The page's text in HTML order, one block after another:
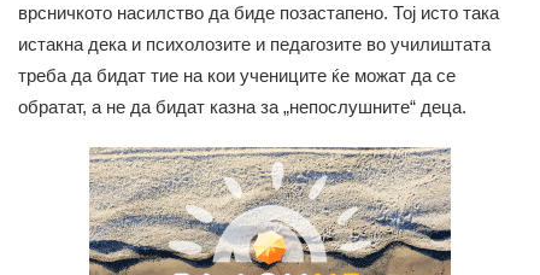
врсничкото насилство да биде позастапено. Тој исто така
истакна дека и психолозите и педагозите во училиштата
треба да бидат тие на кои учениците ќе можат да се
обратат, а не да бидат казна за „непослушните“ деца.